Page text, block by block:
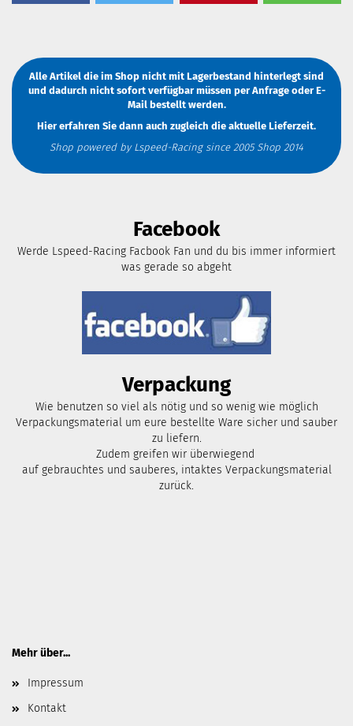
Alle Artikel die im Shop nicht mit Lagerbestand hinterlegt sind
und dadurch nicht sofort verfügbar müssen per AnfrageoderE-
Mailbestellt werden.
Hier erfahren Sie dann auch zugleich die aktuelle Lieferzeit.
Shop powered by Lspeed-Racing since 2005 Shop 2014
Facebook
Werde Lspeed-Racing Facbook Fan und du bis immer informiert
was gerade so abgeht
Verpackung
Wie benutzen so viel als nötig und so wenig wie möglich
Verpackungsmaterial um eure bestellte Ware sicher und sauber
zu liefern.
Zudem greifen wir überwiegend
auf gebrauchtes und sauberes, intaktes Verpackungsmaterial
zurück.
Mehr über...
Impressum
Kontakt